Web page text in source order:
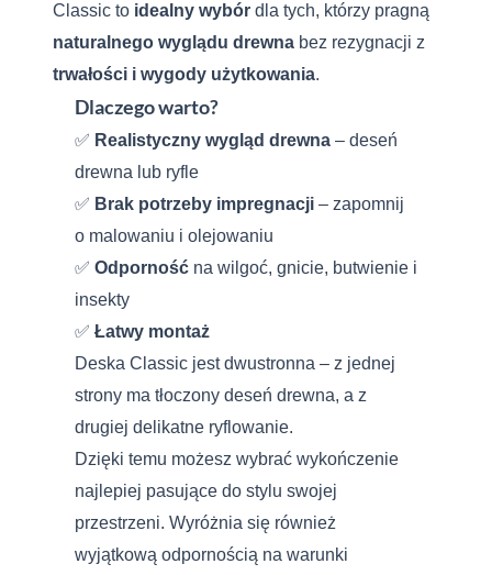
Classic to idealny wybór dla tych, którzy pragną
naturalnego wyglądu drewna bez rezygnacji z
trwałości i wygody użytkowania.
Dlaczego warto?
✅ Realistyczny wygląd drewna – deseń
drewna lub ryfle
✅ Brak potrzeby impregnacji – zapomnij
o malowaniu i olejowaniu
✅ Odporność na wilgoć, gnicie, butwienie i
insekty
✅ Łatwy montaż
Deska Classic jest dwustronna – z jednej
strony ma tłoczony deseń drewna, a z
drugiej delikatne ryflowanie.
Dzięki temu możesz wybrać wykończenie
najlepiej pasujące do stylu swojej
przestrzeni. Wyróżnia się również
wyjątkową odpornością na warunki